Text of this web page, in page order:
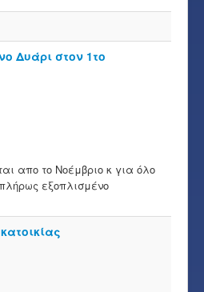
Δυάρι στον 1το
απο το Νοέμβριο κ για όλο
εξοπλισμένο